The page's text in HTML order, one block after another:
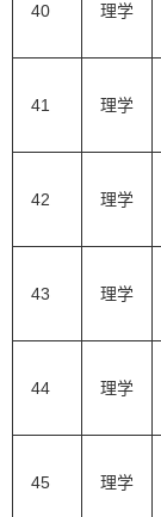
40 理学
41 理学
42 理学
43 理学
44 理学
45 理学